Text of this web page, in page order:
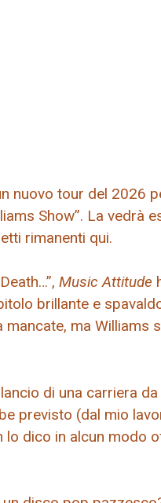
nuovo tour del 2026
Show”. La vedrà
rimanenti qui.
Music Attitude
brillante e
ma Williams
di una carriera
previsto (dal mio
lo dico in alcun modo